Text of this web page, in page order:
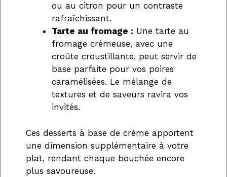
ou au citron pour un contraste
rafraîchissant.
Tarte au fromage : Une tarte au
fromage crémeuse, avec une
croûte croustillante, peut servir de
base parfaite pour vos poires
caramélisées. Le mélange de
textures et de saveurs ravira vos
invités.
Ces desserts à base de crème apportent
une dimension supplémentaire à votre
plat, rendant chaque bouchée encore
plus savoureuse.